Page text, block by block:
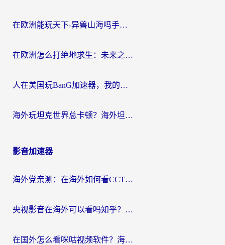
在欧洲能玩天下-异兽山海吗手游？海外玩家的加速器生存指南
在欧洲怎么打绝地求生：未来之役不卡？留学生亲测的加速器避坑指南
人在美国玩BanG加速器，我的延迟终于绿了
海外玩坦克世界总卡顿？海外坦克世界加速器有哪些？实测好用的选择在这里
影音加速器
海外党亲测：在海外如何看CCTV？告别“仅限大陆播放”的实用指南
央视影音在海外可以看吗知乎？留学生亲测：3步解决地域限制+追剧自由
在国外怎么看咪咕视频软件？海外党亲测有效的回国加速方案